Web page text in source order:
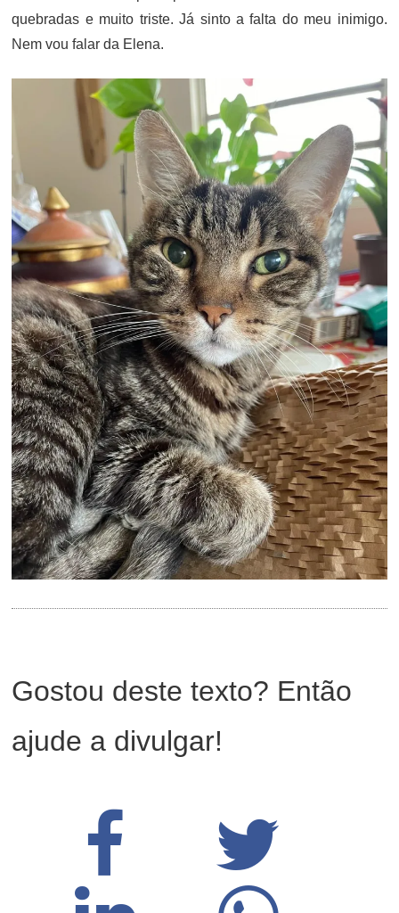
quebradas e muito triste. Já sinto a falta do meu inimigo.
Nem vou falar da Elena.
Gostou deste texto? Então
ajude a divulgar!